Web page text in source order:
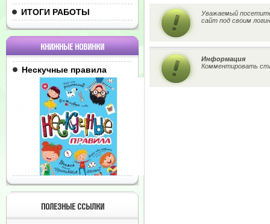
ИТОГИ РАБОТЫ
КНИЖНЫЕ НОВИНКИ
Нескучные правила
ПОЛЕЗНЫЕ ССЫЛКИ
Уважаемый
сайт под своим
Информация
Комментировать